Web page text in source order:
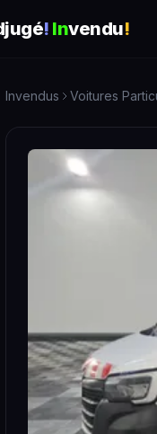
! Invendu!
Invendus Voitures